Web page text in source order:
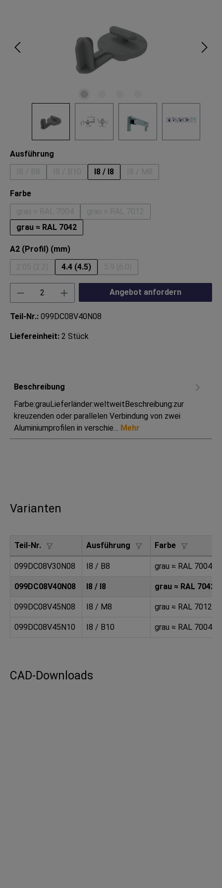
Ausführung
(Diese Option ist zurzeit nicht verfügbar.)
(Diese Option ist zurzeit nicht verfügbar.)
I8 / I8
(Diese Option ist zurzeit
Farbeauswählen
(Diese Option ist zurzeit nicht verfügbar.)
(Diese Option ist zurzeit nicht
grau ≈ RAL 7042
A2 (Profil) (mm)auswählen
(Diese Option ist zurzeit nicht verfügbar.)
4.4 (4.5)
(Diese Option ist zurzeit nicht
Produkt Anzahl: Gib den gewünschten
Angebot anfordern
Teil-Nr.: 099DC08V40N08
Liefereinheit: 2 Stück
Beschreibung
Farbe:grauLieferländer:weltweitBeschreibung:zur
kreuzenden oder parallelen Verbindung von zwei
Aluminiumprofilen in verschie… Mehr
Varianten
Teil-Nr. Ausführung Farbe
099DC08V30N08 I8 / B8 grau ≈ RAL 7004
099DC08V40N08 I8 / I8 grau ≈ RAL 7042
099DC08V45N08 I8 / M8 grau ≈ RAL 7012
099DC08V45N10 I8 / B10 grau ≈ RAL 7004
CAD-Downloads